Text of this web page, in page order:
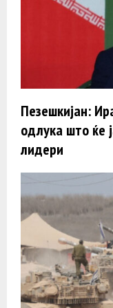
Пезешкијан:
одлука што ќе
лидери